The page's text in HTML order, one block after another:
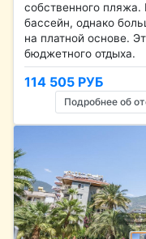
собственного
бассейн, однако
на платной основе.
бюджетного отдыха.
114 505 РУБ
Подробнее об